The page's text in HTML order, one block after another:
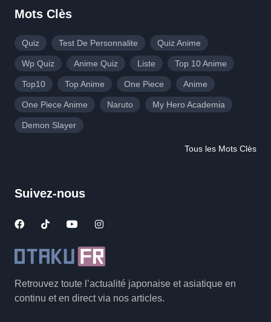
Retrouvez toute l’actualité japonaise et asiatique en
continu et en direct via nos articles.
Mots Clès
Quiz Test De Personnalite Quiz Anime
Wp Quiz Anime Quiz Liste Top 10 Anime
Top10 Top Anime One Piece Anime
One Piece Anime Naruto My Hero Academia
Demon Slayer
Tous les Mots Clès
Suivez-nous